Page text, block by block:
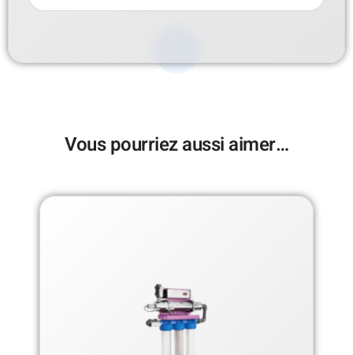
Vous pourriez aussi aimer…